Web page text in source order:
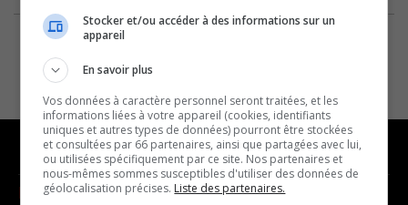
NOUVELLES MUSIQUE
Stocker et/ou accéder à des informations sur un
appareil
En savoir plus
Vos données à caractère personnel seront traitées, et les
informations liées à votre appareil (cookies, identifiants
uniques et autres types de données) pourront être stockées
et consultées par 66 partenaires, ainsi que partagées avec lui,
ou utilisées spécifiquement par ce site. Nos partenaires et
nous-mêmes sommes susceptibles d'utiliser des données de
géolocalisation précises. Liste des partenaires.